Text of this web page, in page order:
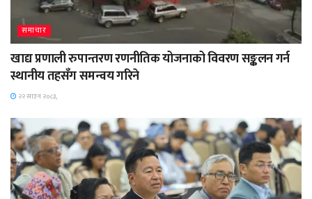
समाचार
खाद्य प्रणाली रुपान्तरण रणनीतिक योजनाको विवरण सङ्कलन गर्न
स्थानीय तहसँग समन्वय गरिने
२२ साउन २०८३,